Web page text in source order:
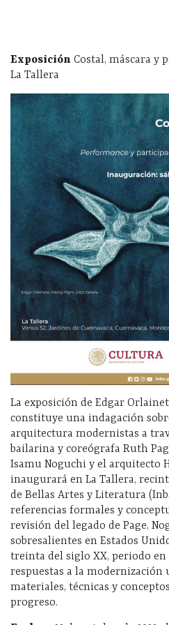
Exposición Costal, máscara y
La Tallera
La exposición de Edgar
constituye una indagación
arquitectura modernistas a
bailarina y coreógrafa Ruth
Isamu Noguchi y el arquitecto
inaugurará en La Tallera,
de Bellas Artes y Literatura
referencias formales y
revisión del legado de Page,
sobresalientes en Estados
treinta del siglo XX, periodo
respuestas a la modernización
materiales, técnicas y
progreso.